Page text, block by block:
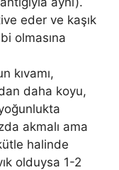
eder ve kaşık
olmasına
kıvamı,
daha koyu,
akmalı ama
halinde
olduysa 1-2